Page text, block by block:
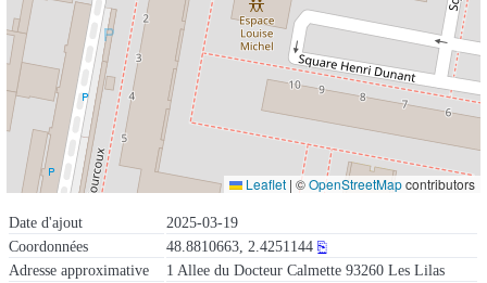
Date d'ajout
2025-03-19
Coordonnées
48.8810663, 2.4251144 ⎘
Adresse approximative
1 Allee du Docteur Calmette 93260 Les Lilas
Leaflet | ©OpenStreetMapcontributors